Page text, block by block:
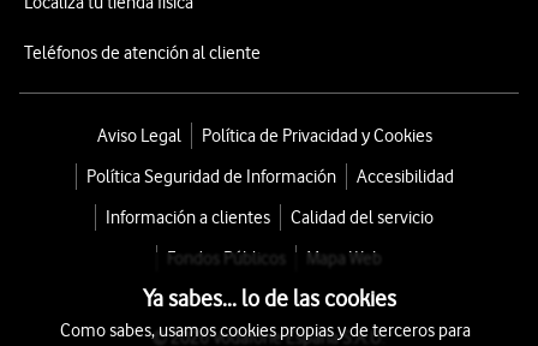
Teléfonos de atención al cliente
Aviso Legal
Política de Privacidad y Cookies
Política Seguridad de Información
Accesibilidad
Información a clientes
Calidad del servicio
Fondos Públicos
Mapa Web
© 2026 Vodafone España S.A.U.
Ya sabes... lo de las cookies
Como sabes, usamos cookies propias y de terceros para